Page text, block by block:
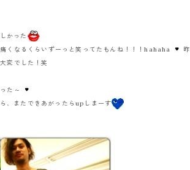
かった
くなるくらいずーっと笑ってたもんね！！！hahaha
変でした！笑
た～
、またできあがったらupしまーす